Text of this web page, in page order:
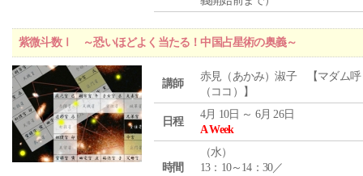
紫微斗数Ⅰ ～恐いほどよく当たる！中国占星術の奥義～
講師
赤見（あかみ）淑子 【マダム呼
（ココ）】
日程
4月 10日 ～ 6月 26日
A Week
時間
（水）
13：10～14：30／